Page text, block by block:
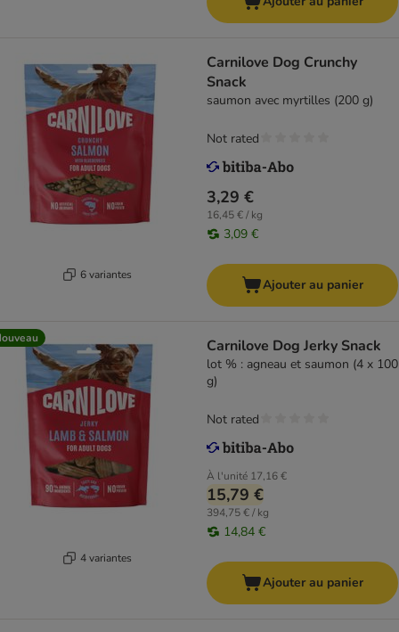
6 variantes
Carnilove Dog Crunchy
Snack
saumon avec myrtilles (200 g)
3,29 €
16,45 € / kg
3,09 €
Not rated
Ajouter au panier
4 variantes
Carnilove Dog Jerky Snack
lot % : agneau et saumon (4 x 100
g)
À l'unité 17,16 €
15,79 €
394,75 € / kg
14,84 €
Not rated
Ajouter au panier